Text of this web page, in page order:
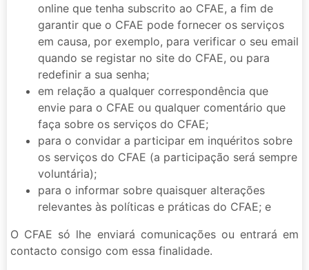
online que tenha subscrito ao CFAE, a fim de
garantir que o CFAE pode fornecer os serviços
em causa, por exemplo, para verificar o seu email
quando se registar no site do CFAE, ou para
redefinir a sua senha;
em relação a qualquer correspondência que
envie para o CFAE ou qualquer comentário que
faça sobre os serviços do CFAE;
para o convidar a participar em inquéritos sobre
os serviços do CFAE (a participação será sempre
voluntária);
para o informar sobre quaisquer alterações
relevantes às políticas e práticas do CFAE; e
O CFAE só lhe enviará comunicações ou entrará em
contacto consigo com essa finalidade.